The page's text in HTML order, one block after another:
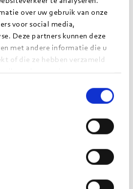
over uw gebruik van onze
voor social media,
Deze partners kunnen deze
met andere informatie die u
of die ze hebben verzameld
van hun services.